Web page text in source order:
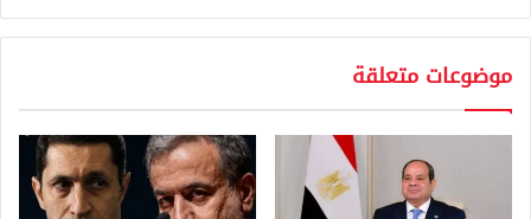
موضوعات متعلقة